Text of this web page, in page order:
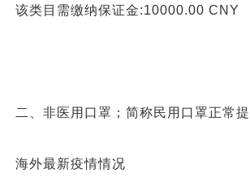
该类目需缴纳保证金:10000.00 CNY
二、非医用口罩；简称民用口罩正常
海外最新疫情情况